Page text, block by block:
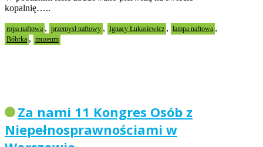
kopalnię…..
ropa naftowa , przemysł naftowy , Ignacy Łukasiewicz , lampa naftowa ,
Bóbrka , muzeum
Za nami 11 Kongres Osób z
Niepełnosprawnościami w